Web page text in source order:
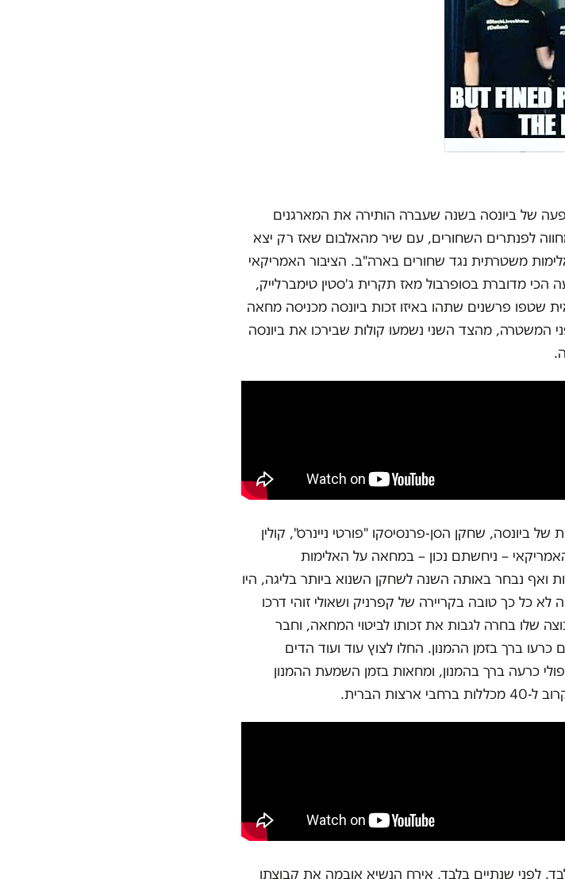
של ביונסה בשנה שעברה הותירה את המארגנים
לפנתרים השחורים, עם שיר מהאלבום שאז רק יצא
משטרתית נגד שחורים בארה"ב. הציבור האמריקאי
מדוברת בסופרבול מאז תקרית ג'סטין טימברלייק,
שטפו פרשנים שתהו באיזו זכות ביונסה מכניסה מחאה
המשטרה, מהצד השני נשמעו קולות שבירכו את ביונסה
ביונסה, שחקן הסן-פרנסיסקו "פורטי ניינרס", קולין
– ניחשתם נכון – במחאה על האלימות
ואף נבחר באותה השנה לשחקן השנוא ביותר בליגה, היו
כל כך טובה בקריירה של קפרניק ושאולי זוהי דרכו
שלו בחרה לגבות את זכותו לביטוי המחאה, וחבר
ברך בזמן ההמנון. החלו לצוץ עוד ועוד הדים
כרעה ברך בהמנון, ומחאות בזמן השמעת ההמנון
לפני שנתיים בלבד, אירח הנשיא אובמה את קבוצתו